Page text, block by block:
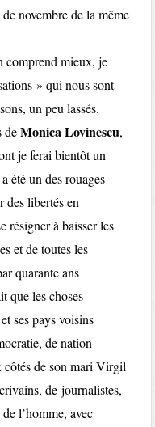
novembre de la même
comprend mieux, je
» qui nous sont
un peu lassés.
deMonica Lovinescu,
je ferai bientôt un
été un des rouages
des libertés en
résigner à baisser les
et de toutes les
quarante ans
que les choses
ses pays voisins
de nation
côtés de son mari Virgil
de journalistes,
l’homme, avec